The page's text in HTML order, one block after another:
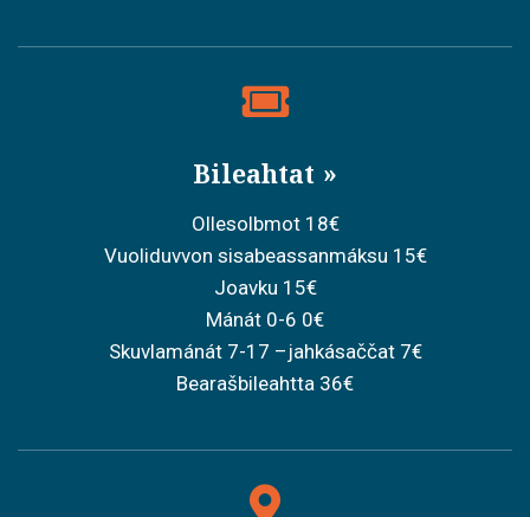
Bileahtat
Ollesolbmot 18€
Vuoliduvvon sisabeassanmáksu 15€
Joavku 15€
Mánát 0-6 0€
Skuvlamánát 7-17 –jahkásaččat 7€
Bearašbileahtta 36€